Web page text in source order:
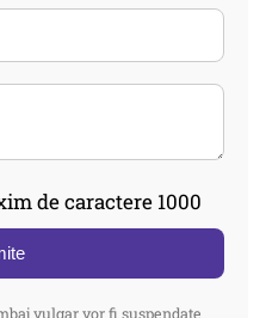
de caractere 1000
vulgar vor fi suspendate